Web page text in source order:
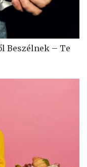
Beszélnek – Te